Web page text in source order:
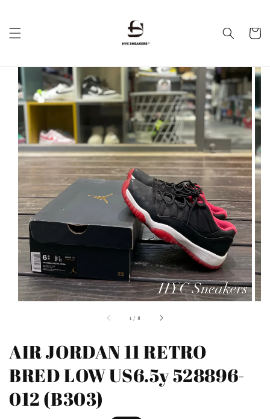
1 / 8
AIR JORDAN 11 RETRO
BRED LOW US6.5y 528896-
012 (B303)